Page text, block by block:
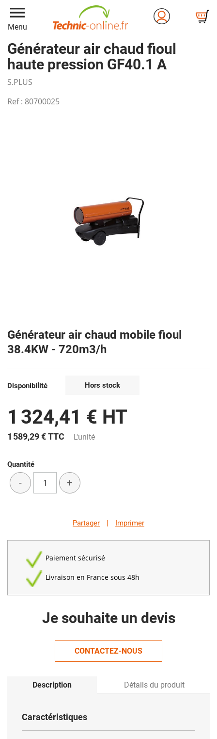
menu
Menu
Générateur air chaud fioul
haute pression GF40.1 A
S.PLUS
Ref : 80700025
Générateur air chaud mobile fioul
38.4KW - 720m3/h
Disponibilité Hors stock
1 324,41 € HT
1 589,29 €TTC L'unité
Quantité
- +
Partager | Imprimer
Paiement sécurisé
Livraison en France sous 48h
Je souhaite un devis
CONTACTEZ-NOUS
Description Détails du produit
Caractéristiques